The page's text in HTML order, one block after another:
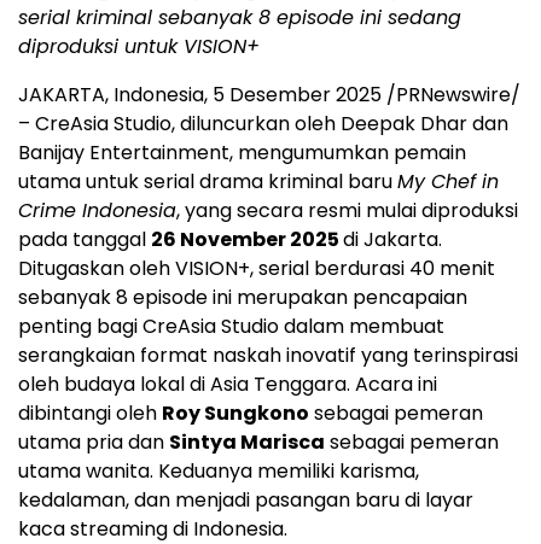
serial kriminal sebanyak 8 episode ini sedang
diproduksi untuk VISION+
JAKARTA, Indonesia, 5 Desember 2025 /PRNewswire/
– CreAsia Studio, diluncurkan oleh Deepak Dhardan
Banijay Entertainment, mengumumkan pemain
utama untuk serial drama kriminal baruMy Chef in
Crime Indonesia, yang secara resmi mulai diproduksi
pada tanggal 26 November 2025diJakarta.
Ditugaskan oleh VISION+, serial berdurasi 40 menit
sebanyak 8 episode ini merupakan pencapaian
penting bagi CreAsia Studio dalam membuat
serangkaian format naskah inovatif yang terinspirasi
oleh budaya lokal diAsia Tenggara. Acara ini
dibintangi oleh Roy Sungkono sebagai pemeran
utama pria dan Sintya Marisca sebagai pemeran
utama wanita. Keduanya memiliki karisma,
kedalaman, dan menjadi pasangan baru di layar
kaca streaming di Indonesia.